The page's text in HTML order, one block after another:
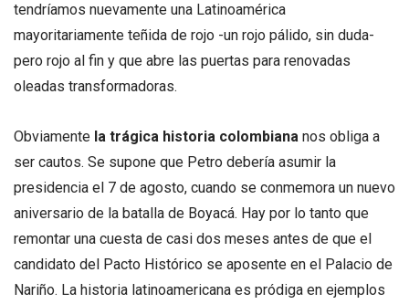
tendríamos nuevamente una Latinoamérica
mayoritariamente teñida de rojo -un rojo pálido, sin duda-
pero rojo al fin y que abre las puertas para renovadas
oleadas transformadoras.
Obviamente la trágica historia colombiana nos obliga a
ser cautos. Se supone que Petro debería asumir la
presidencia el 7 de agosto, cuando se conmemora un nuevo
aniversario de la batalla de Boyacá. Hay por lo tanto que
remontar una cuesta de casi dos meses antes de que el
candidato del Pacto Histórico se aposente en el Palacio de
Nariño. La historia latinoamericana es pródiga en ejemplos